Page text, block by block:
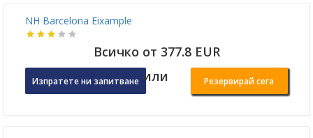
Всичко от 477.34 EUR
или